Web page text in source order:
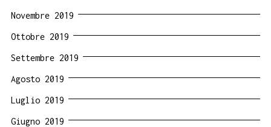
Novembre 2019
Ottobre 2019
Settembre 2019
Agosto 2019
Luglio 2019
Giugno 2019